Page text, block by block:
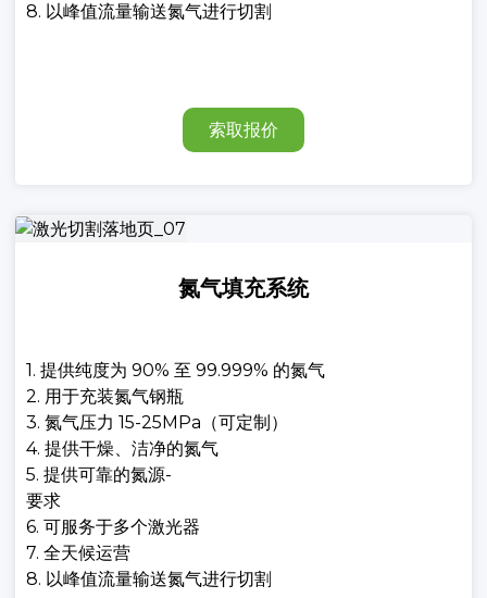
8. 以峰值流量输送氮气进行切割
索取报价
氮气填充系统
1. 提供纯度为 90% 至 99.999% 的氮气
2. 用于充装氮气钢瓶
3. 氮气压力 15-25MPa（可定制）
4. 提供干燥、洁净的氮气
5. 提供可靠的氮源-
要求
6. 可服务于多个激光器
7. 全天候运营
8. 以峰值流量输送氮气进行切割